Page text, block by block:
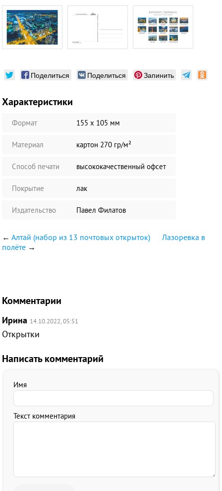
Поделиться Поделиться Запинить
Характеристики
Формат 155 х 105 мм
Материал картон 270 гр/м²
Способ печати высококачественный офсет
Покрытие лак
Издательство Павел Филатов
←Алтай (набор из 13 почтовых открыток)
Лазоревка в
полёте →
Комментарии
Ирина 14.10.2022, 05:51
Открытки
Написать комментарий
Имя
Текст комментария